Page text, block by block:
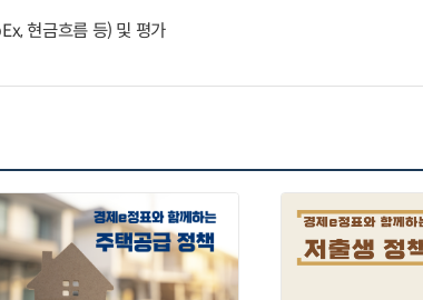
현금흐름 등) 및 평가